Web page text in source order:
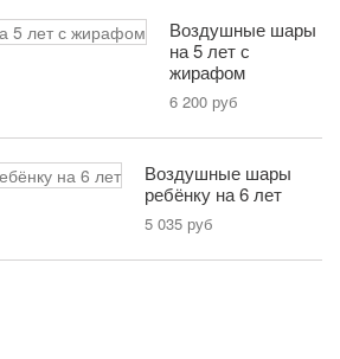
Воздушные шары
на 5 лет с
жирафом
6 200 руб
Воздушные шары
ребёнку на 6 лет
5 035 руб